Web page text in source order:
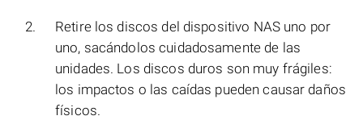
Retire los discos del dispositivo NAS uno por
uno, sacándolos cuidadosamente de las
unidades. Los discos duros son muy frágiles:
los impactos o las caídas pueden causar daños
físicos.